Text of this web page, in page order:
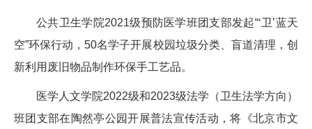
公共卫生学院2021级预防医学班团支部发起“‘卫’蓝天
空”环保行动，50名学子开展校园垃圾分类、盲道清理，创
新利用废旧物品制作环保手工艺品。
医学人文学院2022级和2023级法学（卫生法学方向）
班团支部在陶然亭公园开展普法宣传活动，将《北京市文